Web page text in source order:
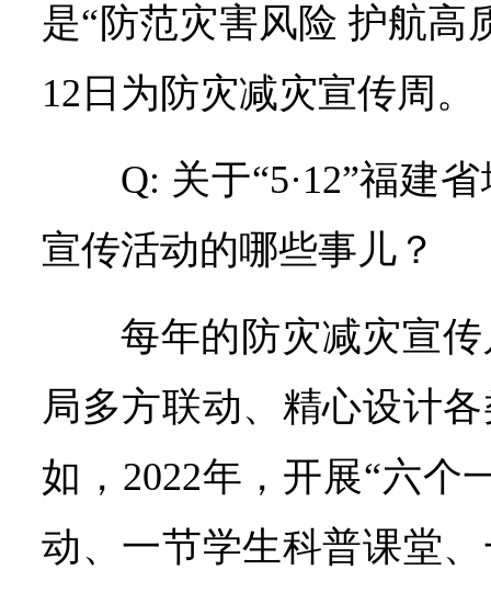
是“防范灾害风险 护航高
12日为防灾减灾宣传周。
Q: 关于“5·12”福建
宣传活动的哪些事儿？
每年的防灾减灾宣
局多方联动、精心设计
如，2022年，开展“六个
动、一节学生科普课堂